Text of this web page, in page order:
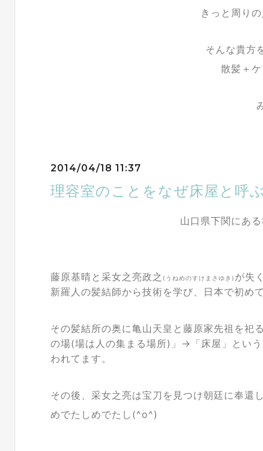
きっと周り
そんな貴方
散髪＋
2014/04/18 11:37
理容室のことをなぜ床屋と呼
山口県下関にあ
藤原基晴と采女之亮政之 (うねめのすけまさゆき ) が失
新羅人の髪結師から技術を学び、 日本で初め
その髪結所の奥に亀山天皇と藤原家先祖を祀
の場(場は人の集まる場所)」→ 「床屋」とい
われてます。
その後、 采女之亮は宝刀を見つけ朝廷に奉還
めでたしめでたし(^o^)